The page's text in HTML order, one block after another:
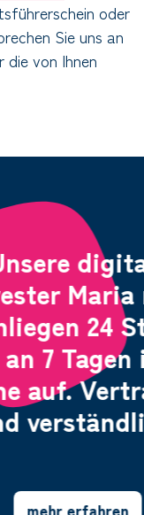
oder
Sie uns an
die von Ihnen
nimmt
in der